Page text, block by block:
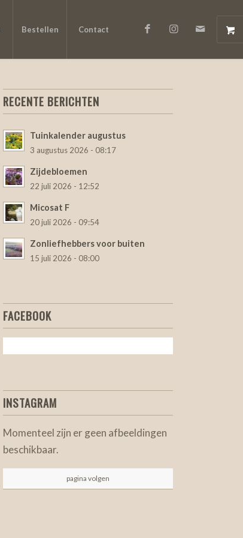
Bestellen Contact
RECENTE BERICHTEN
Tuinkalender augustus
3 augustus 2026 - 08:17
Zijdebloemen
22 juli 2026 - 12:52
Micosat F
20 juli 2026 - 09:54
Zonliefhebbers voor buiten
15 juli 2026 - 08:00
FACEBOOK
INSTAGRAM
Momenteel zijn er geen afbeeldingen
beschikbaar.
pagina volgen